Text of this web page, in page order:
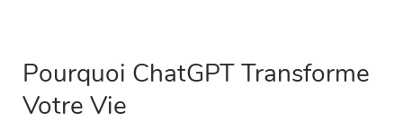
Pourquoi ChatGPT Transforme
Votre Vie